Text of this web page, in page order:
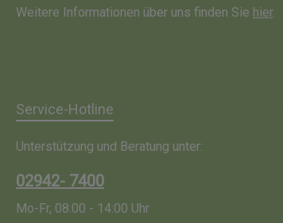
Weitere Informationen über uns finden Sie hier.
Service-Hotline
Unterstützung und Beratung unter:
02942- 7400
Mo-Fr, 08:00 - 14:00 Uhr